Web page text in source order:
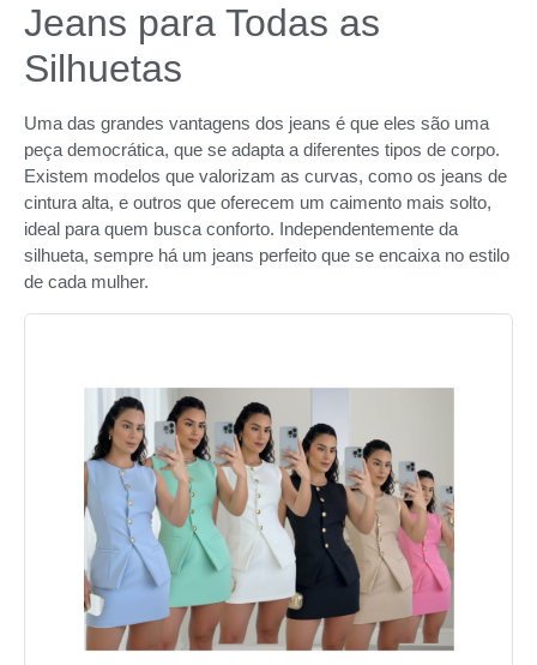
Jeans para Todas as
Silhuetas
Uma das grandes vantagens dos jeans é que eles são uma
peça democrática, que se adapta a diferentes tipos de corpo.
Existem modelos que valorizam as curvas, como os jeans de
cintura alta, e outros que oferecem um caimento mais solto,
ideal para quem busca conforto. Independentemente da
silhueta, sempre há um jeans perfeito que se encaixa no estilo
de cada mulher.